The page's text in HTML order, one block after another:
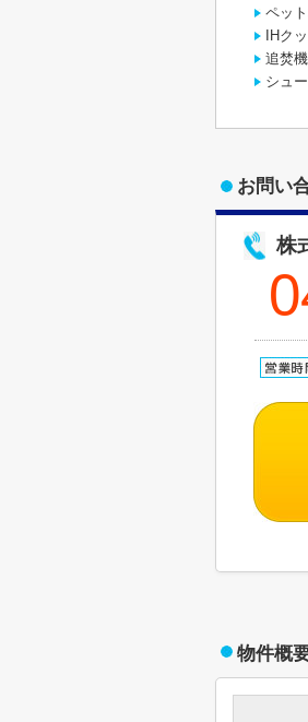
ペッ
IHク
追焚
シュ
お問い
株
物件概